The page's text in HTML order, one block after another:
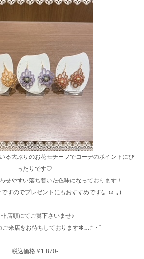
る大ぶりのお花モチーフでコーデのポイントにぴ
ったりです♡
せやすい落ち着いた色味になっております！
すのでプレゼントにもおすすめです(｡･ω･｡)
店頭にてご覧下さいませ♪
ご来店をお待ちしております✽.｡.:*・ﾟ
税込価格￥1.870-